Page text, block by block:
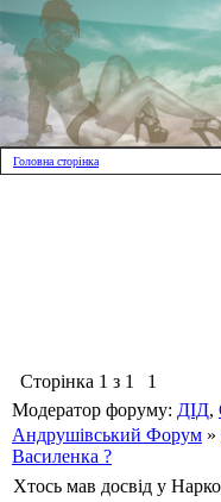
Головна сторінка
Сторінка 1 з 1
1
Модератор форуму: ДІД,
Андрушівський Форум »
Василенка ?
Хтось мав досвід у